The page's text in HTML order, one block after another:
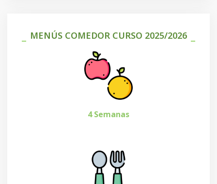
MENÚS COMEDOR CURSO 2025/2026
4 Semanas